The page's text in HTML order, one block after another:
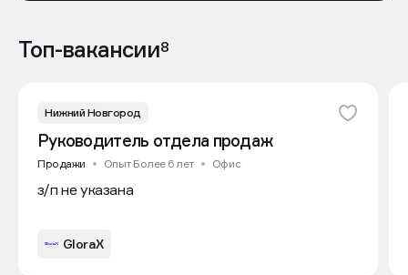
Топ-вакансии8
Нижний Новгород
Руководитель отдела продаж
Продажи Опыт Более 6 лет Офис
з/п не указана
GloraX